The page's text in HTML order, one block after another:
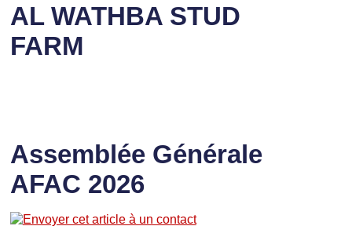
AL WATHBA STUD
FARM
Assemblée Générale
AFAC 2026